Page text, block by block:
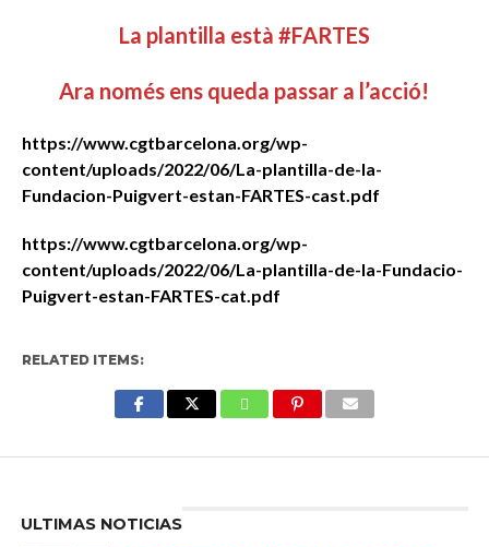
La plantilla està #FARTES
Ara només ens queda passar a l’acció!
https://www.cgtbarcelona.org/wp-
content/uploads/2022/06/La-plantilla-de-la-
Fundacion-Puigvert-estan-FARTES-cast.pdf
https://www.cgtbarcelona.org/wp-
content/uploads/2022/06/La-plantilla-de-la-Fundacio-
Puigvert-estan-FARTES-cat.pdf
RELATED ITEMS:
ULTIMAS NOTICIAS